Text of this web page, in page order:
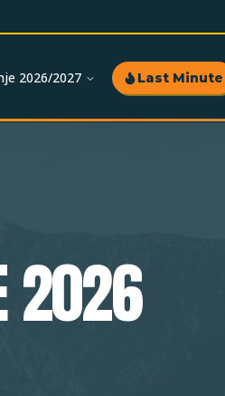
2026/2027 Last Minute
2026